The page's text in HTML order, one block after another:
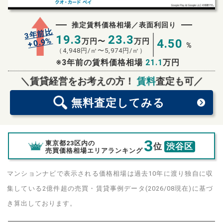
3年前比
+0.9%
推定賃料価格相場／表面利回り
19.3万円〜 23.3万円
（ 4,948 円/㎡〜 5,974円/㎡） 4.50 %
※3年前の賃料価格相場 21.1万円
＼賃貸経営をお考えの方！賃料査定も可／
無料査定 してみる
無料査定スタート！
東京都23区内の
売買価格相場エリアランキング 3位 渋谷区
マンションナビで表示される価格相場は過去10年に渡り独自に収
集している2億件超の売買・賃貸事例データ(2026/08現在)に基づ
き算出しております。